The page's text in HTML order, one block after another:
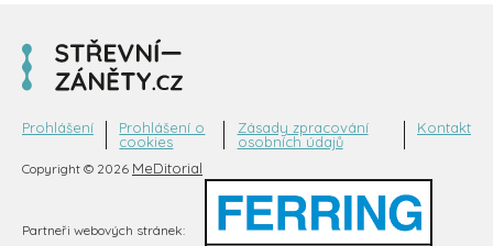
Copyright © 2026 MeDitorial
Prohlášení
Prohlášení o
cookies
Zásady zpracování
osobních údajů
Kontakt
Partneři webových stránek: